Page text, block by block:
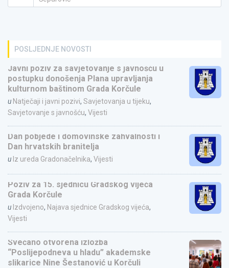
POSLJEDNJE NOVOSTI
Javni poziv za savjetovanje s javnošću u
postupku donošenja Plana upravljanja
kulturnom baštinom Grada Korčule
u Natječaji i javni pozivi, Savjetovanja u tijeku,
Savjetovanje s javnošću, Vijesti
Dan pobjede i domovinske zahvalnosti i
Dan hrvatskih branitelja
u Iz ureda Gradonačelnika, Vijesti
Poziv za 15. sjednicu Gradskog vijeća
Grada Korčule
u Izdvojeno, Najava sjednice Gradskog vijeća,
Vijesti
Svečano otvorena izložba
“Poslijepodneva u hladu” akademske
slikarice Nine Šestanović u Korčuli